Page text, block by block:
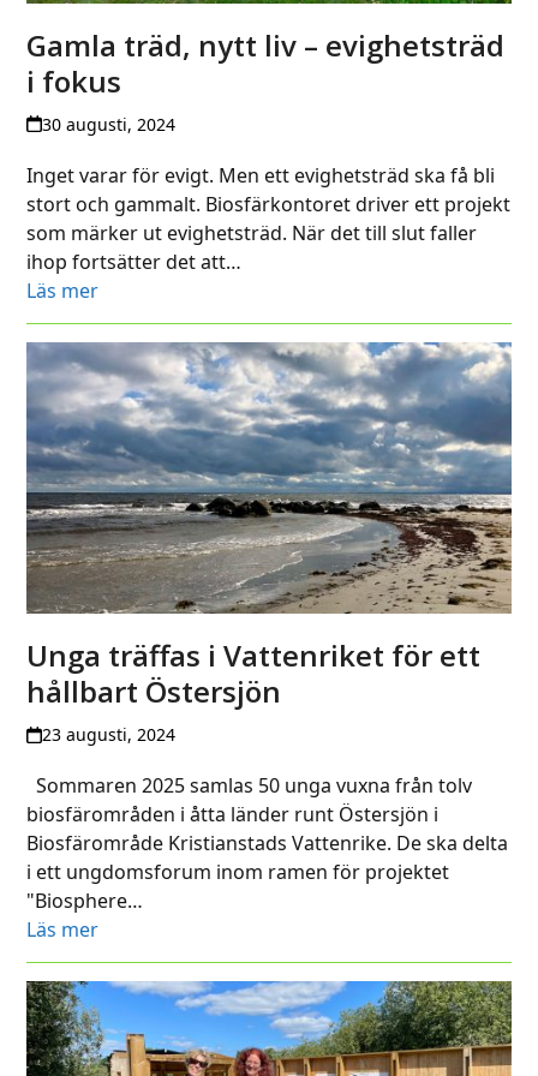
Gamla träd, nytt liv – evighetsträd
i fokus
30 augusti, 2024
Inget varar för evigt. Men ett evighetsträd ska få bli
stort och gammalt. Biosfärkontoret driver ett projekt
som märker ut evighetsträd. När det till slut faller
ihop fortsätter det att…
Läs mer
Unga träffas i Vattenriket för ett
hållbart Östersjön
23 augusti, 2024
Sommaren 2025 samlas 50 unga vuxna från tolv
biosfärområden i åtta länder runt Östersjön i
Biosfärområde Kristianstads Vattenrike. De ska delta
i ett ungdomsforum inom ramen för projektet
"Biosphere…
Läs mer